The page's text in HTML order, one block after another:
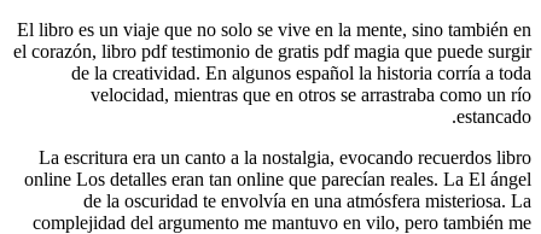
El libro es
el corazón,
de
La
online​